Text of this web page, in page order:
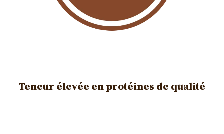
Teneur élevée en protéines de qualité